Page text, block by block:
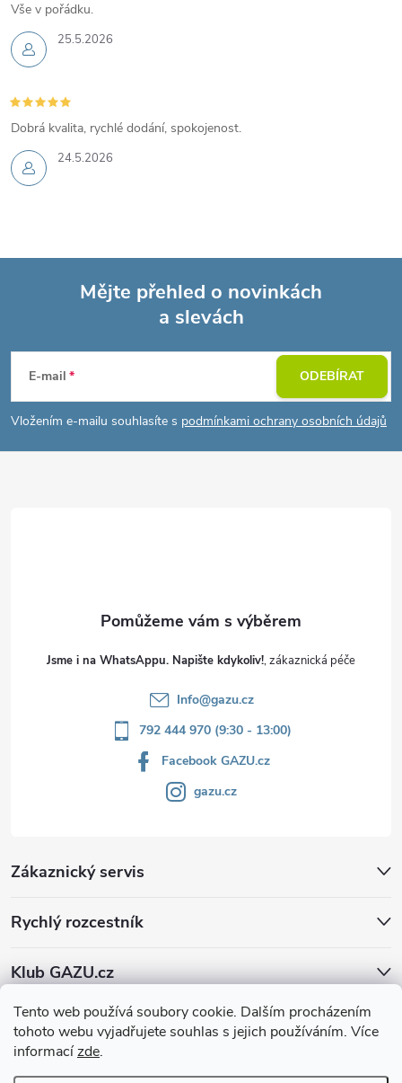
Tento web používá soubory cookie. Dalším procházením
tohoto webu vyjadřujete souhlas s jejich používáním. Více
informacízde.
25.5.2026
Vše v pořádku.
24.5.2026
Dobrá kvalita, rychlé dodání, spokojenost.
p
Mějte přehled o novinkách
a slevách
E-mail
Vložením e-mailu souhlasíte s podmínkami ochrany osobních údajů
ODEBÍRAT
Jsme i na WhatsAppu. Napište kdykoliv!
Info@gazu.cz
792 444 970 (9:30 - 13:00)
Facebook GAZU.cz
gazu.cz
Zákaznický servis
Rychlý rozcestník
Klub GAZU.cz